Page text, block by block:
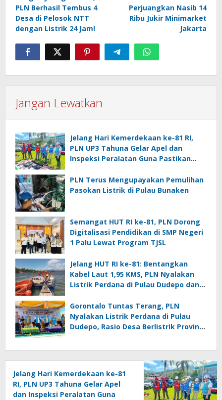
PLN Berhasil Tembus 4
Desa di Pelosok NTT
dengan Listrik 24 Jam!
Perjuangkan Nasib 14
Ribu Jukir Minimarket
Jakarta
Jangan Lewatkan
Jelang Hari Kemerdekaan ke-81 RI,
PLN UP3 Tahuna Gelar Apel dan
Inspeksi Peralatan Guna Pastikan
Utara
PLN Terus Mengupayakan Pemulihan
Pasokan Listrik di Pulau Bunaken
Semangat HUT RI ke-81, PLN Dorong
Digitalisasi Pendidikan di SMP Negeri
1 Palu Lewat Program TJSL
Jelang HUT RI ke-81: Bentangkan
Kabel Laut 1,95 KMS, PLN Nyalakan
Listrik Perdana di Pulau Dudepo dan
Berlistrik Provinsi Gorontalo
Gorontalo Tuntas Terang, PLN
Nyalakan Listrik Perdana di Pulau
Dudepo, Rasio Desa Berlistrik Provinsi
Jelang Hari Kemerdekaan ke-81
RI, PLN UP3 Tahuna Gelar Apel
dan Inspeksi Peralatan Guna